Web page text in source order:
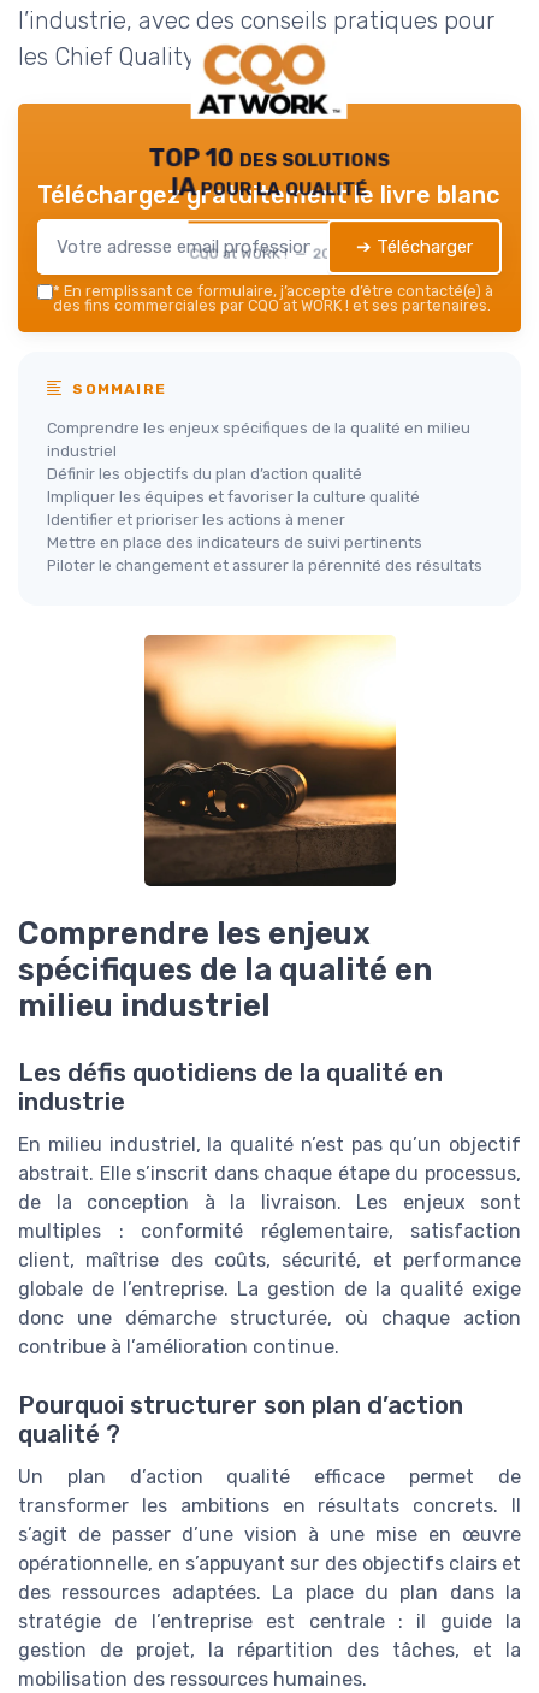
l’industrie, avec des conseils pratiques pour
les Chief Quality Officers.
TOP 10 des solutions
IA pour la qualité
CQO at WORK ! — 2026
Téléchargez gratuitement le livre blanc
➔ Télécharger
* En remplissant ce formulaire, j’accepte d’être contacté(e) à
des fins commerciales par CQO at WORK ! et ses partenaires.
SOMMAIRE
Comprendre les enjeux spécifiques de la qualité en milieu
industriel
Définir les objectifs du plan d’action qualité
Impliquer les équipes et favoriser la culture qualité
Identifier et prioriser les actions à mener
Mettre en place des indicateurs de suivi pertinents
Piloter le changement et assurer la pérennité des résultats
Comprendre les enjeux
spécifiques de la qualité en
milieu industriel
Les défis quotidiens de la qualité en
industrie
En milieu industriel, la qualité n’est pas qu’un objectif
abstrait. Elle s’inscrit dans chaque étape du processus,
de la conception à la livraison. Les enjeux sont
multiples : conformité réglementaire, satisfaction
client, maîtrise des coûts, sécurité, et performance
globale de l’entreprise. La gestion de la qualité exige
donc une démarche structurée, où chaque action
contribue à l’amélioration continue.
Pourquoi structurer son plan d’action
qualité ?
Un plan d’action qualité efficace permet de
transformer les ambitions en résultats concrets. Il
s’agit de passer d’une vision à une mise en œuvre
opérationnelle, en s’appuyant sur des objectifs clairs et
des ressources adaptées. La place du plan dans la
stratégie de l’entreprise est centrale : il guide la
gestion de projet, la répartition des tâches, et la
mobilisation des ressources humaines.